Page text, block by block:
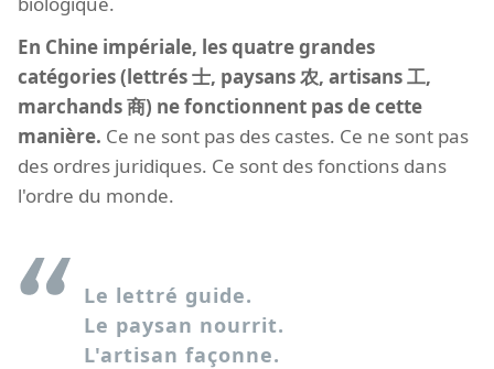
En Chine impériale, les quatre grandes
catégories (lettrés 士, paysans 农, artisans 工,
marchands 商) ne fonctionnent pas de cette
manière. Ce ne sont pas des castes. Ce ne sont pas
des ordres juridiques. Ce sont des fonctions dans
l'ordre du monde.
Le lettré guide.
Le paysan nourrit.
L'artisan façonne.